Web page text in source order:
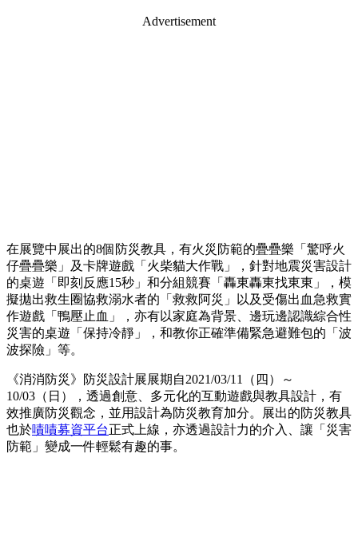
Advertisement
在展覽中展出的8個防災教具，有火災防範的疊疊樂「驚呼火
仔疊疊樂」及卡牌遊戲「火柴貓大作戰」，針對地震災害設計
的桌遊「即刻反應15秒」和分組競賽「轟東轟東找東東」，模
擬拋出救生圈協救溺水者的「救救阿災」以及受傷出血急救實
作遊戲「鴨壓止血」，亦有以家庭為背景、邊玩邊認識綜合性
災害的桌遊「保持冷靜」，和教你正確準備緊急避難包的「波
波探險」等。
《消消防災》防災設計展展期自2021/03/11（四）～
10/03（日），透過創意、多元化的互動遊戲與教具設計，有
效推廣防災觀念，並用設計為防災教育加分。展出的防災教具
也於嘖嘖募資平台正式上線，亦透過設計力的介入、讓「災害
防範」變成一件輕鬆有趣的事。